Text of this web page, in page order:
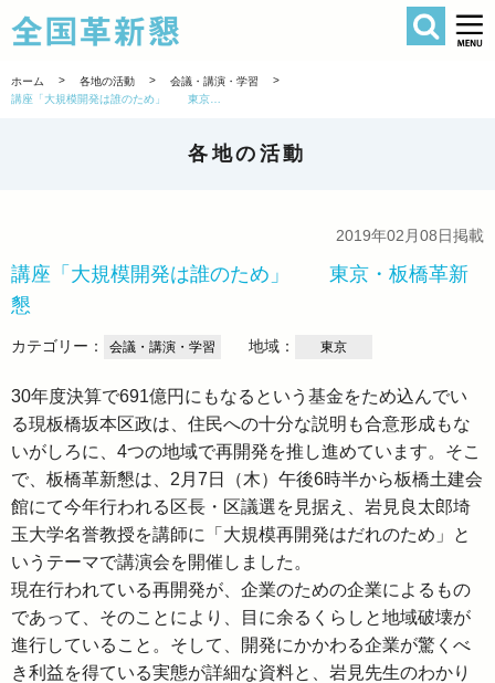
全国革新懇
検索
ホーム > 各地の活動 > 会議・講演・学習
>
各地の活動
2019年02月08日掲載
講座「大規模開発は誰のため」 東京・板橋革新
懇
カテゴリー： 会議・講演・学習 地域： 東京
30年度決算で691億円にもなるという基金をため込んでい
る現板橋坂本区政は、住民への十分な説明も合意形成もな
いがしろに、4つの地域で再開発を推し進めています。そこ
で、板橋革新懇は、2月7日（木）午後6時半から板橋土建会
館にて今年行われる区長・区議選を見据え、岩見良太郎埼
玉大学名誉教授を講師に「大規模再開発はだれのため」と
いうテーマで講演会を開催しました。
現在行われている再開発が、企業のための企業によるもの
であって、そのことにより、目に余るくらしと地域破壊が
進行していること。そして、開発にかかわる企業が驚くべ
き利益を得ている実態が詳細な資料と、岩見先生のわかり